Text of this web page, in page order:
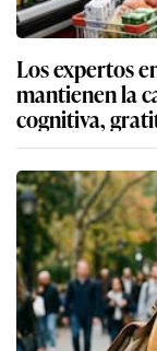
Los expertos
mantienen la
cognitiva,